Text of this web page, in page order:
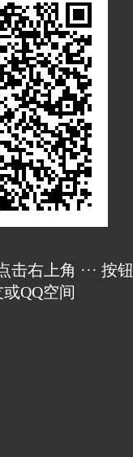
右上角 ··· 按钮
QQ空间